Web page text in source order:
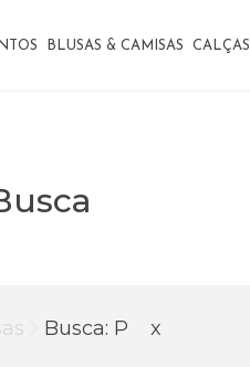
BLUSAS & CAMISAS CALÇAS
Busca: P x